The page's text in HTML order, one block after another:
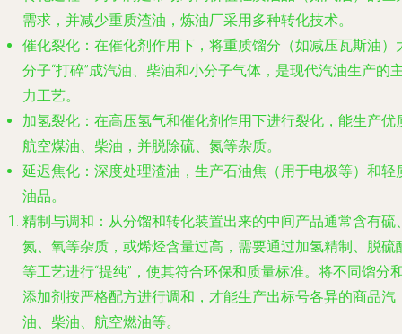
需求，并减少重质渣油，炼油厂采用多种转化技术。
催化裂化 ：在催化剂作用下，将重质馏分（如减压瓦斯油）
分子“打碎”成汽油、柴油和小分子气体，是现代汽油生产的
力工艺。
加氢裂化 ：在高压氢气和催化剂作用下进行裂化，能生产优
航空煤油、柴油，并脱除硫、氮等杂质。
延迟焦化 ：深度处理渣油，生产石油焦（用于电极等）和轻
油品。
精制与调和 ：从分馏和转化装置出来的中间产品通常含有硫
氮、氧等杂质，或烯烃含量过高，需要通过加氢精制、脱硫
等工艺进行“提纯”，使其符合环保和质量标准。将不同馏分
添加剂按严格配方进行调和，才能生产出标号各异的商品汽
油、柴油、航空燃油等。